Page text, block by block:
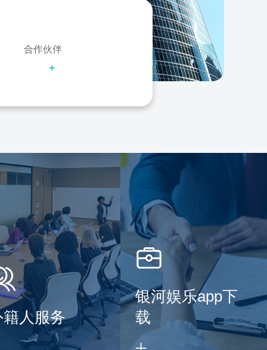
合作伙伴
+
籍人服务
银河娱乐app下
载